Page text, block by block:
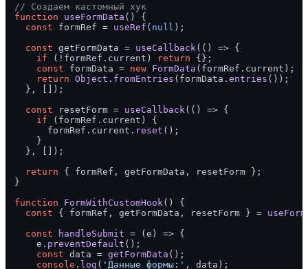
// Создаем кастомный хук
function
useFormData ( ) {
const formRef = useRef ( null );
const getFormData = useCallback ( () => {
if (!formRef. current ) return {};
const formData = new FormData (formRef. current );
return Object . fromEntries (formData. entries ());
  }, []);
const resetForm = useCallback ( () => {
if (formRef. current ) {
      formRef.
current . reset ();
    }
  }, []);
return { formRef, getFormData, resetForm };
}
function
FormWithCustomHook ( ) {
const { formRef, getFormData, resetForm } =
const
handleSubmit = ( e ) => {
    e.
preventDefault ();
const data = getFormData ();
console . log ( 'Данные формы:' , data);